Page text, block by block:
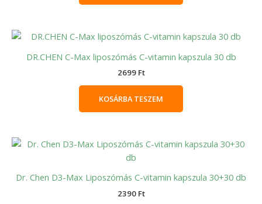
DR.CHEN C-Max liposzómás C-vitamin kapszula 30 db
2699 Ft
KOSÁRBA TESZEM
Dr. Chen D3-Max Liposzómás C-vitamin kapszula 30+30 db
2390 Ft